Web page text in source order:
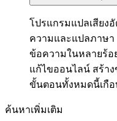
โปรแกรมแปลเสียง
ความและแปลภาษา
ข้อความในหลายร้อ
แก้ไขออนไลน์ สร้า
ขั้นตอนทั้งหมดนี้เกือ
ค้นหาเพิ่มเติม